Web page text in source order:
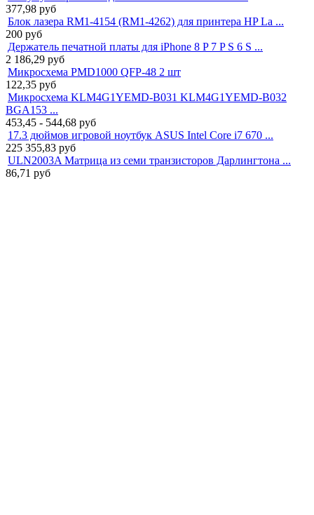
377,98 руб
Блок лазера RM1-4154 (RM1-4262) для принтера HP La ...
200 руб
Держатель печатной платы для iPhone 8 P 7 P S 6 S ...
2 186,29 руб
Микросхема PMD1000 QFP-48 2 шт
122,35 руб
Микросхема KLM4G1YEMD-B031 KLM4G1YEMD-B032
BGA153 ...
453,45 - 544,68 руб
17.3 дюймов игровой ноутбук ASUS Intel Core i7 670 ...
225 355,83 руб
ULN2003A Матрица из семи транзисторов Дарлингтона ...
86,71 руб